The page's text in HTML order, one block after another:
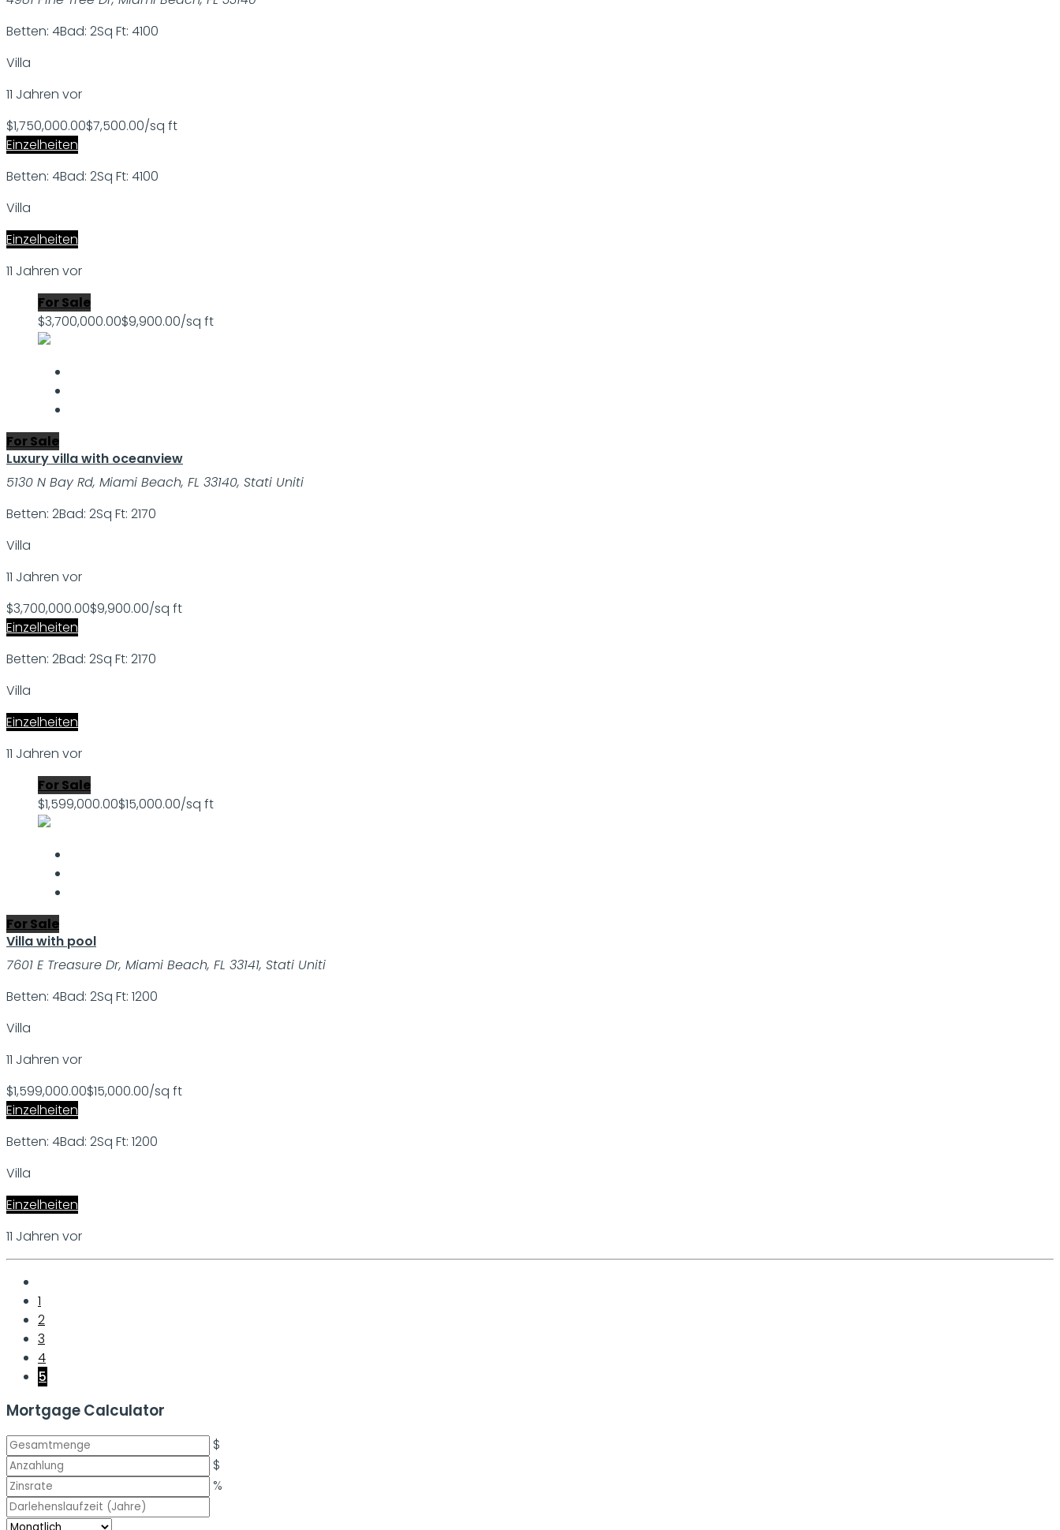
Betten: 4Bad: 2Sq Ft: 4100
Villa
11 Jahren vor
$1,750,000.00$7,500.00/sq ft
Einzelheiten
Betten: 4Bad: 2Sq Ft: 4100
Villa
Einzelheiten
11 Jahren vor
For Sale
$3,700,000.00$9,900.00/sq ft
For Sale
Luxury villa with oceanview
5130 N Bay Rd, Miami Beach, FL 33140, Stati Uniti
Betten: 2Bad: 2Sq Ft: 2170
Villa
11 Jahren vor
$3,700,000.00$9,900.00/sq ft
Einzelheiten
Betten: 2Bad: 2Sq Ft: 2170
Villa
Einzelheiten
11 Jahren vor
For Sale
$1,599,000.00$15,000.00/sq ft
For Sale
Villa with pool
7601 E Treasure Dr, Miami Beach, FL 33141, Stati Uniti
Betten: 4Bad: 2Sq Ft: 1200
Villa
11 Jahren vor
$1,599,000.00$15,000.00/sq ft
Einzelheiten
Betten: 4Bad: 2Sq Ft: 1200
Villa
Einzelheiten
11 Jahren vor
1
2
3
4
5
Mortgage Calculator
$
$
%